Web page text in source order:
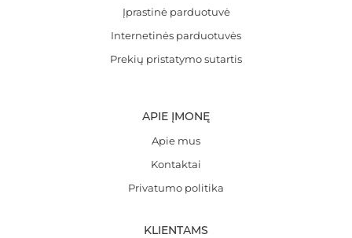
KLIENTAMS
Prekių pristatymo sutartis
Internetinės parduotuvės
Įprastinė parduotuvė
Kontaktai
Privatumo politika
Apie mus
APIE ĮMONĘ